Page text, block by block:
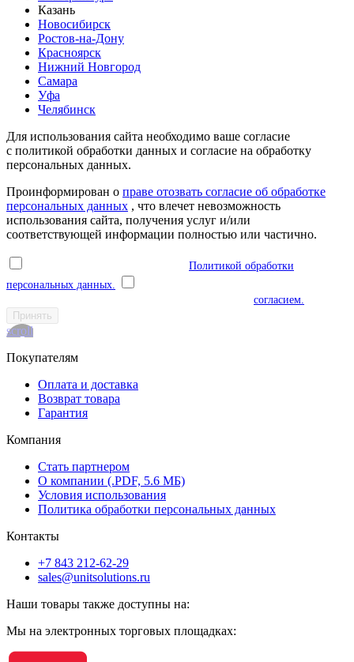
Казань
Новосибирск
Ростов-на-Дону
Красноярск
Нижний Новгород
Самара
Уфа
Челябинск
Для использования сайта необходимо ваше согласие
с политикой обработки данных и согласие на обработку
персональных данных.
Проинформирован о праве отозвать согласие об обработке
персональных данных , что влечет невозможность
использования сайта, получения услуг и/или
соответствующей информации полностью или частично.
Политикой обработки
персональных данных.
согласием.
Принять
scroll
Покупателям
Оплата и доставка
Возврат товара
Гарантия
Компания
Стать партнером
О компании (.PDF, 5.6 МБ)
Условия использования
Политика обработки персональных данных
Контакты
+7 843 212-62-29
sales@unitsolutions.ru
Наши товары также доступны на:
Мы на электронных торговых площадках: